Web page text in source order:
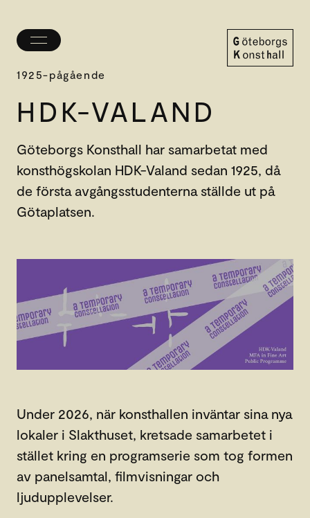
Öppna/stäng
1925-pågående
HDK-VALAND
Göteborgs Konsthall har samarbetat med
konsthögskolan HDK-Valand sedan 1925, då
de första avgångsstudenterna ställde ut på
Götaplatsen.
Under 2026, när konsthallen inväntar sina nya
lokaler i Slakthuset, kretsade samarbetet i
stället kring en programserie som tog formen
av panelsamtal, filmvisningar och
ljudupplevelser.